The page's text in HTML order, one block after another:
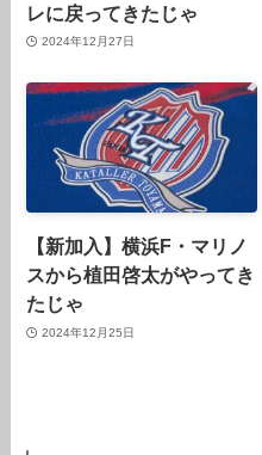
レに戻ってきたじゃ
2024年12月27日
【新加入】横浜F・マリノ
スから植田啓太がやってき
たじゃ
2024年12月25日